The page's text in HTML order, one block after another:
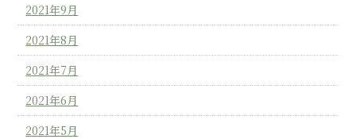
2021年9月
2021年8月
2021年7月
2021年6月
2021年5月